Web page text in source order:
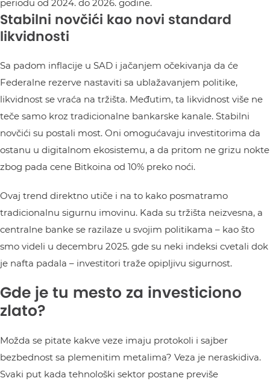
periodu od 2024. do 2026. godine.
Stabilni novčići kao novi standard
likvidnosti
Sa padom inflacije u SAD i jačanjem očekivanja da će
Federalne rezerve nastaviti sa ublažavanjem politike,
likvidnost se vraća na tržišta. Međutim, ta likvidnost više ne
teče samo kroz tradicionalne bankarske kanale. Stabilni
novčići su postali most. Oni omogućavaju investitorima da
ostanu u digitalnom ekosistemu, a da pritom ne grizu nokte
zbog pada cene Bitkoina od 10% preko noći.
Ovaj trend direktno utiče i na to kako posmatramo
tradicionalnu sigurnu imovinu. Kada su tržišta neizvesna, a
centralne banke se razilaze u svojim politikama – kao što
smo videli u decembru 2025. gde su neki indeksi cvetali dok
je nafta padala – investitori traže opipljivu sigurnost.
Gde je tu mesto za investiciono
zlato?
Možda se pitate kakve veze imaju protokoli i sajber
bezbednost sa plemenitim metalima? Veza je neraskidiva.
Svaki put kada tehnološki sektor postane previše